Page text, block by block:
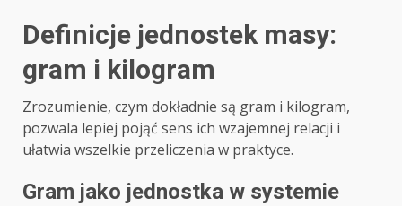
Definicje jednostek masy:
gram i kilogram
Zrozumienie, czym dokładnie są gram i kilogram,
pozwala lepiej pojąć sens ich wzajemnej relacji i
ułatwia wszelkie przeliczenia w praktyce.
Gram jako jednostka w systemie